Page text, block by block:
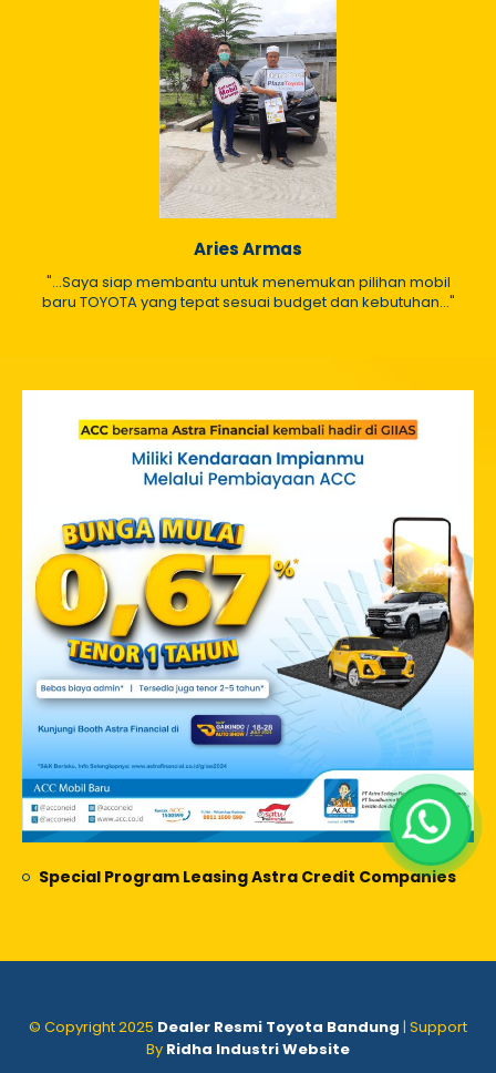
Aries Armas
"...Saya siap membantu untuk menemukan pilihan mobil
baru TOYOTA yang tepat sesuai budget dan kebutuhan..."
Special Program Leasing Astra Credit Companies
© Copyright 2025 Dealer Resmi Toyota Bandung | Support
By Ridha Industri Website